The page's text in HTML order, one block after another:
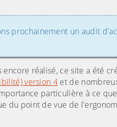
prochainement un audit
encore réalisé, ce site a été
version 4 et de
particulière à ce
du point de vue de